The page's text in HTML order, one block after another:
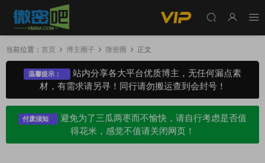
当前位置： 首页 博主圈子 微密圈 正文
温馨提示：
站内分享各大平台优质博主，无任何漏点素
材，有需求请另寻！同行请勿搬运查到会封号！
付废须知
避免为了三瓜两枣而不愉快，请自行考虑是否值
得花米，感觉不值请关闭网页！